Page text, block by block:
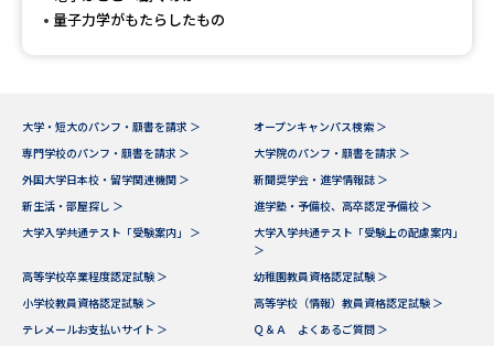
大学で学べる内容や特徴を調べる
データサイエンス特集 奨学金・特待生制度特集
デジタルパンフレット 進路の３択
新学年スタート号特集ページ
新学年スタート号特集ページ
SELFBRAND特集ページ
量子力学がもたらしたもの
大学・短大のパンフ・願書を請求 ＞
オープンキャンパス検索 ＞
専門学校のパンフ・願書を請求 ＞
大学院のパンフ・願書を請求 ＞
外国大学日本校・留学関連機関 ＞
新聞奨学会・進学情報誌 ＞
新生活・部屋探し ＞
進学塾・予備校、高卒認定予備校 ＞
大学入学共通テスト「受験案内」 ＞
大学入学共通テスト「受験上の配慮案内」
＞
高等学校卒業程度認定試験 ＞
幼稚園教員資格認定試験 ＞
小学校教員資格認定試験 ＞
高等学校（情報）教員資格認定試験 ＞
テレメールお支払いサイト ＞
Ｑ＆Ａ よくあるご質問 ＞